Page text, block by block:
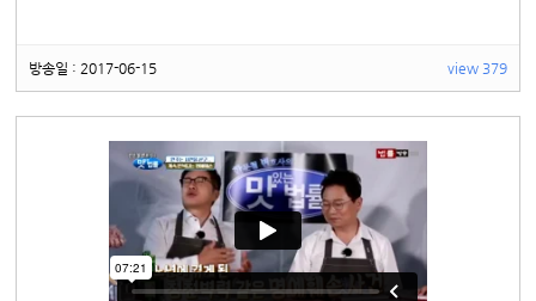
방송일 : 2017-06-15 view 379